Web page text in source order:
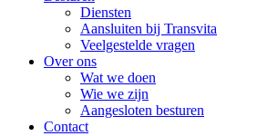
Diensten
Aansluiten bij Transvita
Veelgestelde vragen
Over ons
Wat we doen
Wie we zijn
Aangesloten besturen
Contact